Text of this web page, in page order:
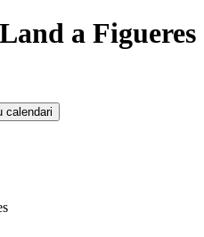
a Figueres
calendari